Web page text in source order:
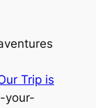
Trip is
your-